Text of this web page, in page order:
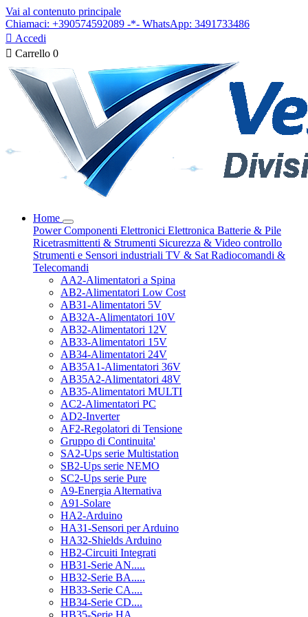
Vai al contenuto principale
Chiamaci: +390574592089 -*- WhatsApp: 3491733486
 Accedi
 Carrello 0
Home
PowerComponenti Elettronici Elettronica Batterie & Pile
Ricetrasmittenti & Strumenti Sicurezza & Video controllo
Strumenti e Sensori industriali TV & Sat Radiocomandi &
Telecomandi
AA2-Alimentatori a Spina
AB2-Alimentatori Low Cost
AB31-Alimentatori 5V
AB32A-Alimentatori 10V
AB32-Alimentatori 12V
AB33-Alimentatori 15V
AB34-Alimentatori 24V
AB35A1-Alimentatori 36V
AB35A2-Alimentatori 48V
AB35-Alimentatori MULTI
AC2-Alimentatori PC
AD2-Inverter
AF2-Regolatori di Tensione
Gruppo di Continuita'
SA2-Ups serie Multistation
SB2-Ups serie NEMO
SC2-Ups serie Pure
A9-Energia Alternativa
A91-Solare
HA2-Arduino
HA31-Sensori per Arduino
HA32-Shields Arduino
HB2-Circuiti Integrati
HB31-Serie AN.....
HB32-Serie BA.....
HB33-Serie CA....
HB34-Serie CD....
HB35-Serie HA.....